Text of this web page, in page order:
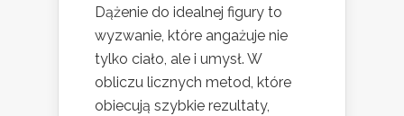
Dążenie do idealnej figury to
wyzwanie, które angażuje nie
tylko ciało, ale i umysł. W
obliczu licznych metod, które
obiecują szybkie rezultaty,